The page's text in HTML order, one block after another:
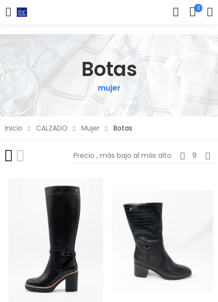
0
Botas
mujer
Inicio CALZADO Mujer Botas
Precio , más bajo al más alto 9